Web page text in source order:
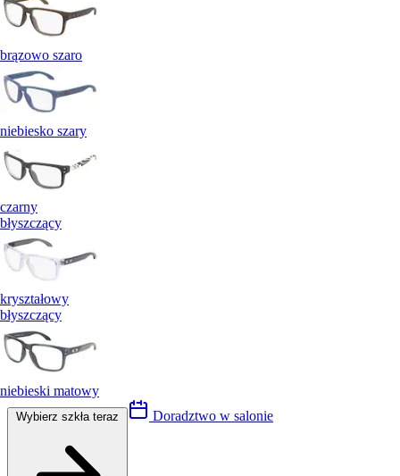
brązowo szaro
niebiesko szary
czarny
błyszczący
kryształowy
błyszczący
niebieski matowy
Doradztwo w salonie